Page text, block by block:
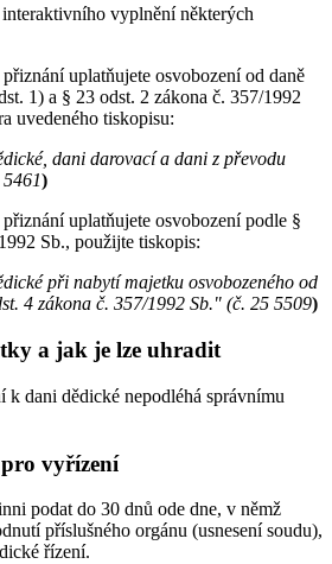
vyplnění některých
uplatňujete osvobození od daně
1) a § 23 odst. 2 zákona č. 357/1992
uvedeného tiskopisu:
dani darovací a dani z převodu
)
uplatňujete osvobození podle §
Sb., použijte tiskopis:
při nabytí majetku osvobozeného od
4 zákona č. 357/1992 Sb." (č. 25 5509)
a jak je lze uhradit
k dani dědické nepodléhá správnímu
vyřízení
podat do 30 dnů ode dne, v němž
příslušného orgánu (usnesení soudu),
řízení.